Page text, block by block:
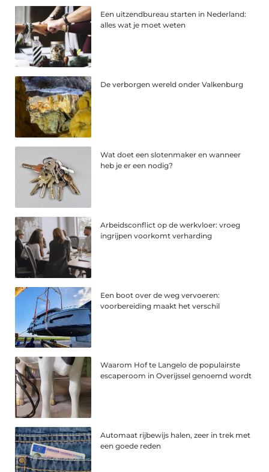
Een uitzendbureau starten in Nederland:
alles wat je moet weten
De verborgen wereld onder Valkenburg
Wat doet een slotenmaker en wanneer
heb je er een nodig?
Arbeidsconflict op de werkvloer: vroeg
ingrijpen voorkomt verharding
Een boot over de weg vervoeren:
voorbereiding maakt het verschil
Waarom Hof te Langelo de populairste
escaperoom in Overijssel genoemd wordt
Automaat rijbewijs halen, zeer in trek met
een goede reden